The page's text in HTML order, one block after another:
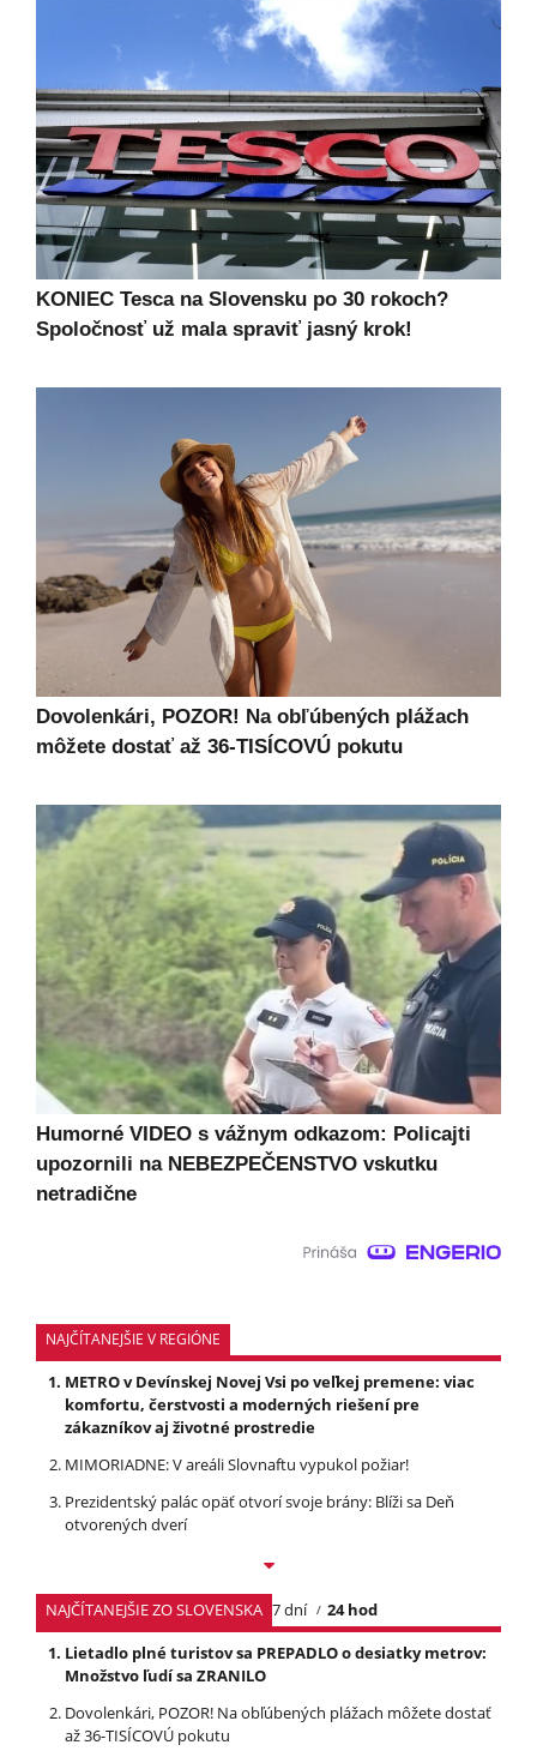
KONIEC Tesca na Slovensku po 30 rokoch?
Spoločnosť už mala spraviť jasný krok!
Dovolenkári, POZOR! Na obľúbených plážach
môžete dostať až 36-TISÍCOVÚ pokutu
Humorné VIDEO s vážnym odkazom: Policajti
upozornili na NEBEZPEČENSTVO vskutku
netradične
NAJČÍTANEJŠIE V REGIÓNE
METRO v Devínskej Novej Vsi po veľkej premene: viac
komfortu, čerstvosti a moderných riešení pre
zákazníkov aj životné prostredie
MIMORIADNE: V areáli Slovnaftu vypukol požiar!
Prezidentský palác opäť otvorí svoje brány: Blíži sa Deň
otvorených dverí
NAJČÍTANEJŠIE ZO SLOVENSKA 7 dní
24 hod
Lietadlo plné turistov sa PREPADLO o desiatky metrov:
Množstvo ľudí sa ZRANILO
Dovolenkári, POZOR! Na obľúbených plážach môžete dostať
až 36-TISÍCOVÚ pokutu